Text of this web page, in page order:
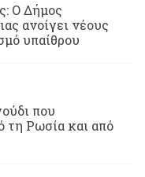
Ο Δήμος
ανοίγει νέους
υπαίθρου
που
τη Ρωσία και από